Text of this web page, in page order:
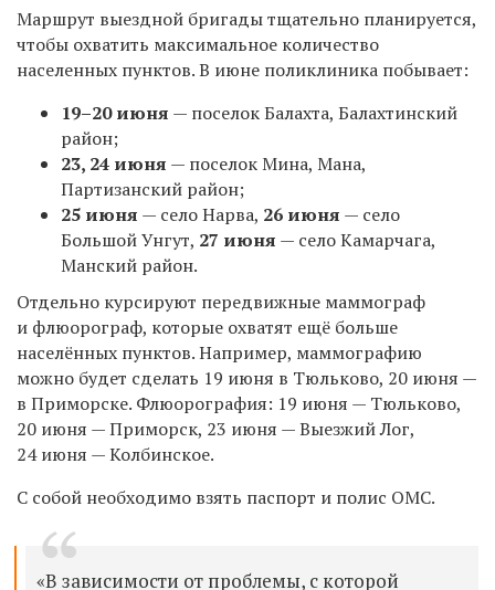
Маршрут выездной бригады тщательно планируется,
чтобы охватить максимальное количество
населенных пунктов. В июне поликлиника побывает:
19–20 июня — поселокБалахта, Балахтинский
район;
23, 24 июня — поселок Мина, Мана,
Партизанский район;
25 июня — село Нарва, 26 июня — село
Большой Унгут, 27 июня — селоКамарчага,
Манский район.
Отдельно курсируют передвижные маммограф
и флюорограф, которые охватят ещё больше
населённых пунктов. Например, маммографию
можно будет сделать 19 июня в Тюльково, 20 июня —
в Приморске. Флюорография: 19 июня — Тюльково,
20 июня — Приморск, 23 июня —Выезжий Лог,
24 июня — Колбинское.
С собой необходимо взять паспорт и полис ОМС.
«В зависимости от проблемы, с которой